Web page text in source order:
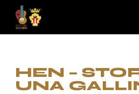
content
HEN –
UNA